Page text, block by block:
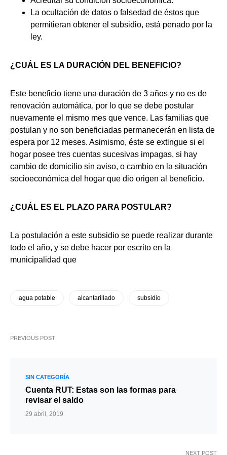
La ocultación de datos o falsedad de éstos que
permitieran obtener el subsidio, está penado por la
ley.
¿CUÁL ES LA DURACIÓN DEL BENEFICIO?
Este beneficio tiene una duración de 3 años y no es de
renovación automática, por lo que se debe postular
nuevamente el mismo mes que vence. Las familias que
postulan y no son beneficiadas permanecerán en lista de
espera por 12 meses. Asimismo, éste se extingue si el
hogar posee tres cuentas sucesivas impagas, si hay
cambio de domicilio sin aviso, o cambio en la situación
socioeconómica del hogar que dio origen al beneficio.
¿CUÁL ES EL PLAZO PARA POSTULAR?
La postulación a este subsidio se puede realizar durante
todo el año, y se debe hacer por escrito en la
municipalidad que
agua potable alcantarillado subsidio
PREVIOUS POST
SIN CATEGORÍA
Cuenta RUT: Estas son las formas para
revisar el saldo
29 abril, 2019
NEXT POST